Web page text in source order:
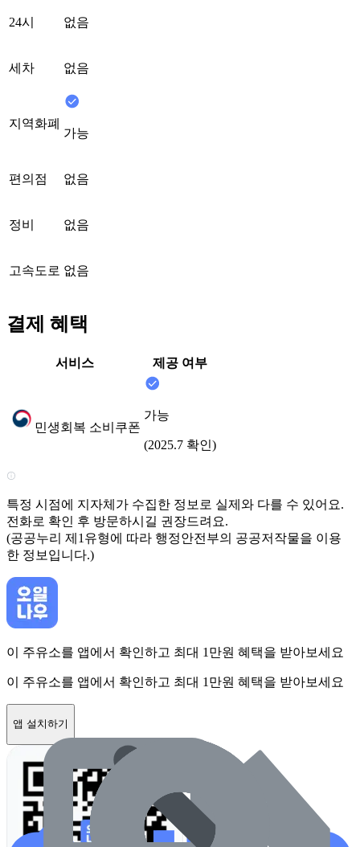
24시 없음
세차 없음
지역화폐
가능
편의점 없음
정비 없음
고속도로 없음
결제 혜택
서비스 제공 여부
민생회복 소비쿠폰
가능
(2025.7 확인)
특정 시점에 지자체가 수집한 정보로 실제와 다를 수 있어요.
전화로 확인 후 방문하시길 권장드려요.
(공공누리 제1유형에 따라 행정안전부의 공공저작물을 이용
한 정보입니다.)
이 주유소를 앱에서 확인하고 최대 1만원 혜택을 받아보세요
이 주유소를 앱에서 확인하고 최대 1만원 혜택을 받아보세요
앱 설치하기